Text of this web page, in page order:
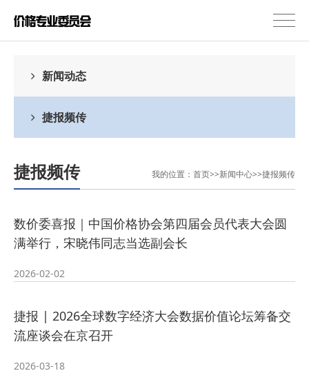
新闻动态
捷报频传
捷报频传 我的位置： 首页>>新闻中心>>捷报频传
数价委喜报｜中国价格协会第四届会员代表大会圆
满举行，宋晓伟同志当选副会长
2026-02-02
捷报 | 2026全球数字经济大会数据价值论坛筹备交
流座谈会在京召开
2026-03-18